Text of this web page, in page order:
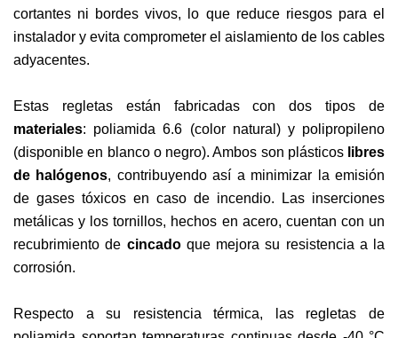
cortantes ni bordes vivos, lo que reduce riesgos para el
instalador y evita comprometer el aislamiento de los cables
adyacentes.
Estas regletas están fabricadas con dos tipos de
materiales: poliamida 6.6 (color natural) y polipropileno
(disponible en blanco o negro). Ambos son plásticos libres
de halógenos, contribuyendo así a minimizar la emisión
de gases tóxicos en caso de incendio. Las inserciones
metálicas y los tornillos, hechos en acero, cuentan con un
recubrimiento de cincadoque mejora su resistencia a la
corrosión.
Respecto a su resistencia térmica, las regletas de